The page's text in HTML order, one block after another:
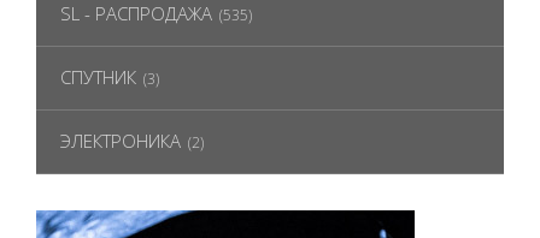
SL - РАСПРОДАЖА (535)
СПУТНИК (3)
ЭЛЕКТРОНИКА (2)